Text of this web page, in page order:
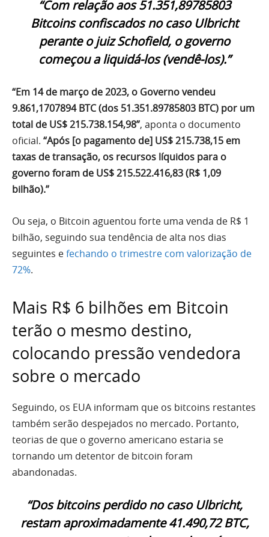
“Com relação aos 51.351,89785803
Bitcoins confiscados no caso Ulbricht
perante o juiz Schofield, o governo
começou a liquidá-los (vendê-los).”
“Em 14 de março de 2023, o Governo vendeu
9.861,1707894 BTC (dos 51.351.89785803 BTC) por um
total de US$ 215.738.154,98”, aponta o documento
oficial. “Após [o pagamento de] US$ 215.738,15 em
taxas de transação, os recursos líquidos para o
governo foram de US$ 215.522.416,83 (R$ 1,09
bilhão).”
Ou seja, o Bitcoin aguentou forte uma venda de R$ 1
bilhão, seguindo sua tendência de alta nos dias
seguintes efechando o trimestre com valorização de
72%.
Mais R$ 6 bilhões em Bitcoin
terão o mesmo destino,
colocando pressão vendedora
sobre o mercado
Seguindo, os EUA informam que os bitcoins restantes
também serão despejados no mercado. Portanto,
teorias de que o governo americano estaria se
tornando um detentor de bitcoin foram
abandonadas.
“Dos bitcoins perdido no caso Ulbricht,
restam aproximadamente 41.490,72 BTC,